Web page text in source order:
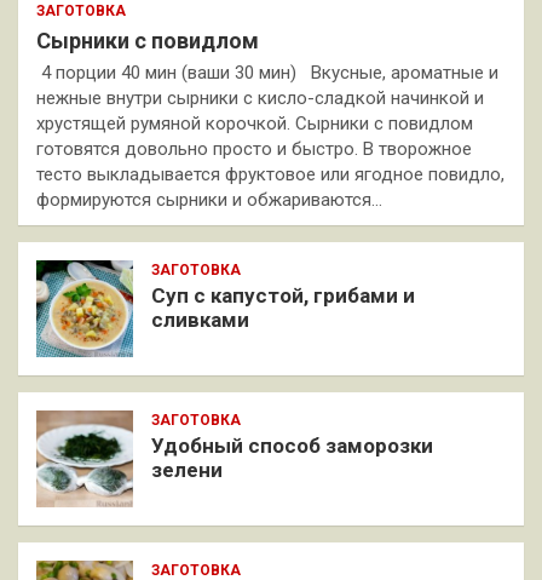
ЗАГОТОВКА
Сырники с повидлом
4 порции 40 мин (ваши 30 мин) Вкусные, ароматные и
нежные внутри сырники с кисло-сладкой начинкой и
хрустящей румяной корочкой. Сырники с повидлом
готовятся довольно просто и быстро. В творожное
тесто выкладывается фруктовое или ягодное повидло,
формируются сырники и обжариваются…
ЗАГОТОВКА
Суп с капустой, грибами и
сливками
ЗАГОТОВКА
Удобный способ заморозки
зелени
ЗАГОТОВКА